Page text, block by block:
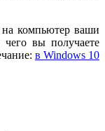
на компьютер ваши
вы получаете
в Windows 10